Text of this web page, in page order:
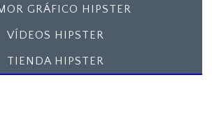
GRÁFICO HIPSTER
VÍDEOS HIPSTER
TIENDA HIPSTER